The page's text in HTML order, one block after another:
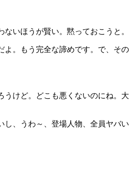
いほうが賢い。黙っておこうと。
よ。もう完全な諦めです。で、その
けど。どこも悪くないのにね。大
し、うわ～、登場人物、全員ヤバい